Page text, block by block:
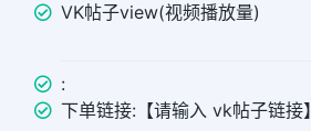
VK帖子view(视频播放量)
:
下单链接:【请输入 vk帖子链接】